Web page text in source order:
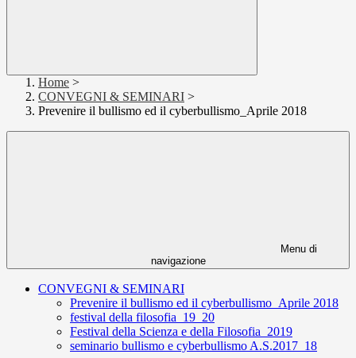
Home >
CONVEGNI & SEMINARI >
Prevenire il bullismo ed il cyberbullismo_Aprile 2018
Menu di
navigazione
CONVEGNI & SEMINARI
Prevenire il bullismo ed il cyberbullismo_Aprile 2018
festival della filosofia_19_20
Festival della Scienza e della Filosofia_2019
seminario bullismo e cyberbullismo A.S.2017_18